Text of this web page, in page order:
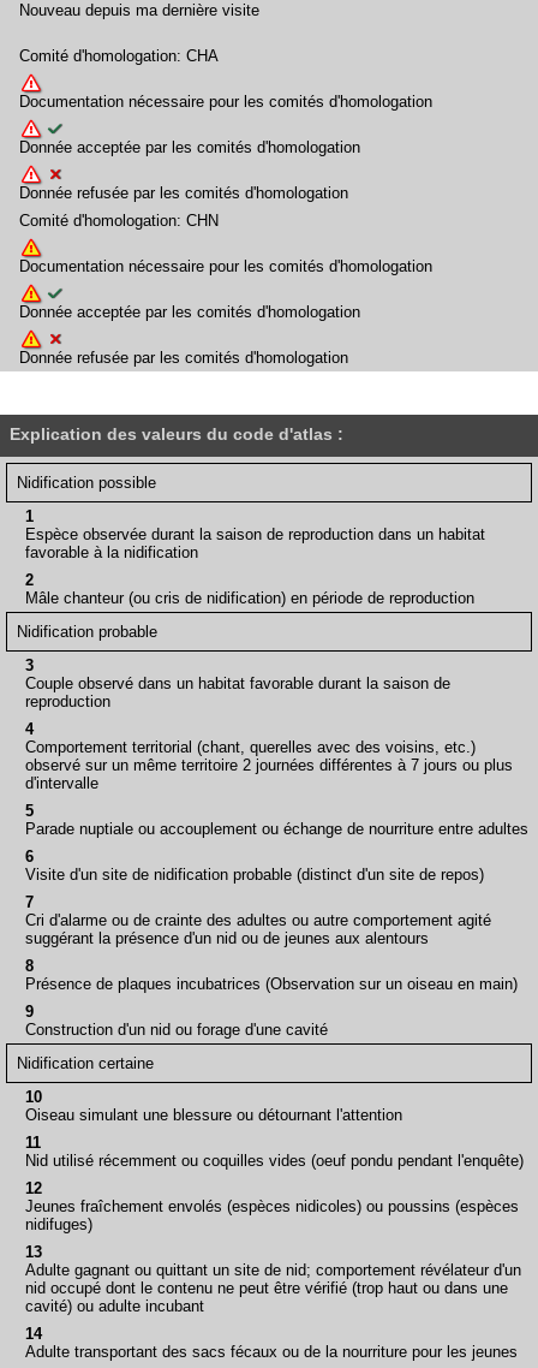
Nouveau depuis ma dernière visite
Comité d'homologation: CHA
Documentation nécessaire pour les comités d'homologation
Donnée acceptée par les comités d'homologation
Donnée refusée par les comités d'homologation
Comité d'homologation: CHN
Documentation nécessaire pour les comités d'homologation
Donnée acceptée par les comités d'homologation
Donnée refusée par les comités d'homologation
Explication des valeurs du code d'atlas :
Nidification possible
1
Espèce observée durant la saison de reproduction dans un habitat
favorable à la nidification
2
Mâle chanteur (ou cris de nidification) en période de reproduction
Nidification probable
3
Couple observé dans un habitat favorable durant la saison de
reproduction
4
Comportement territorial (chant, querelles avec des voisins, etc.)
observé sur un même territoire 2 journées différentes à 7 jours ou plus
d'intervalle
5
Parade nuptiale ou accouplement ou échange de nourriture entre adultes
6
Visite d'un site de nidification probable (distinct d'un site de repos)
7
Cri d'alarme ou de crainte des adultes ou autre comportement agité
suggérant la présence d'un nid ou de jeunes aux alentours
8
Présence de plaques incubatrices (Observation sur un oiseau en main)
9
Construction d'un nid ou forage d'une cavité
Nidification certaine
10
Oiseau simulant une blessure ou détournant l'attention
11
Nid utilisé récemment ou coquilles vides (oeuf pondu pendant l'enquête)
12
Jeunes fraîchement envolés (espèces nidicoles) ou poussins (espèces
nidifuges)
13
Adulte gagnant ou quittant un site de nid; comportement révélateur d'un
nid occupé dont le contenu ne peut être vérifié (trop haut ou dans une
cavité) ou adulte incubant
14
Adulte transportant des sacs fécaux ou de la nourriture pour les jeunes